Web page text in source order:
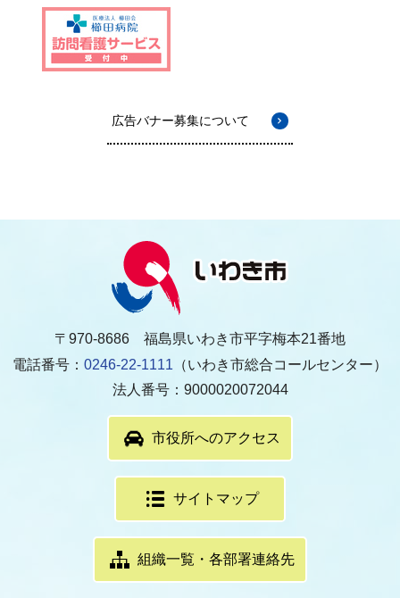
広告バナー募集について
〒970-8686 福島県いわき市平字梅本21番地
電話番号： 0246-22-1111 （いわき市総合コールセンター）
法人番号：9000020072044
市役所へのアクセス
サイトマップ
組織一覧・各部署連絡先